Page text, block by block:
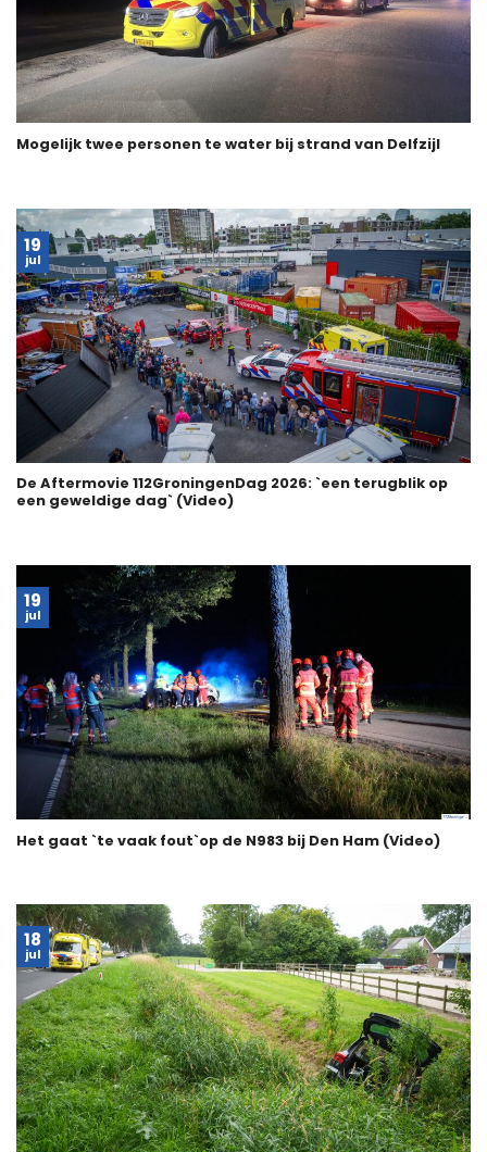
Mogelijk twee personen te water bij strand van Delfzijl
De Aftermovie 112GroningenDag 2026: `een terugblik op
een geweldige dag` (Video)
19
jul
Het gaat `te vaak fout`op de N983 bij Den Ham (Video)
19
jul
18
jul